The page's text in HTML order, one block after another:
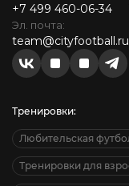
+7 499 460-06-34
Эл. почта:
team@cityfootball.ru
Тренировки:
Любительская
Тренировки для